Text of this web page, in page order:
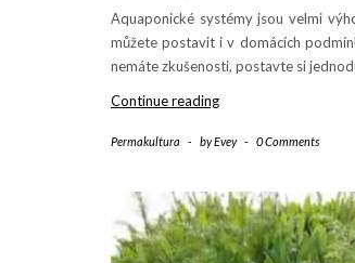
Aquaponické systémy jsou velmi
můžete postavit i v domácích
nemáte zkušenosti, postavte si
Continue reading
systém
Permakultura - byEvey - 0 Comments